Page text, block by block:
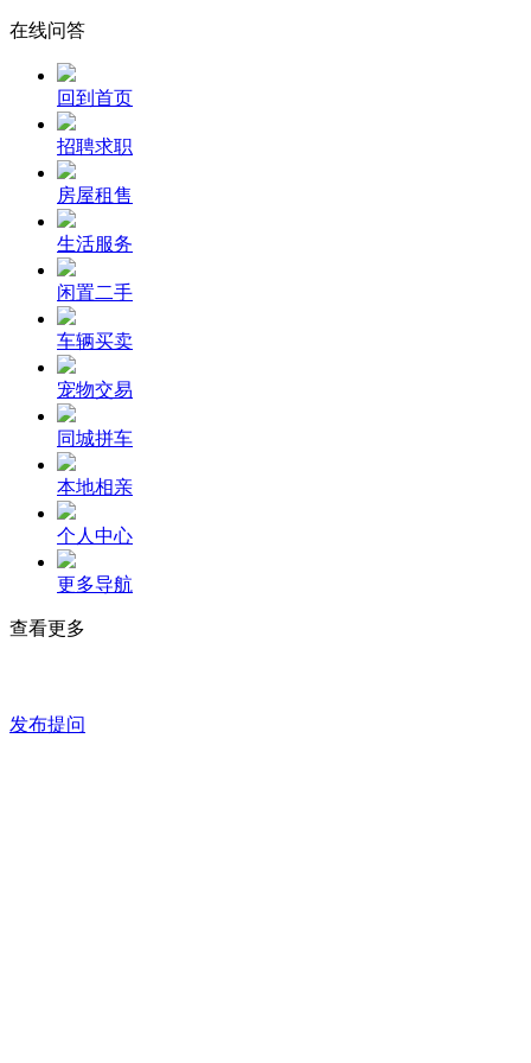
在线问答
回到首页
招聘求职
房屋租售
生活服务
闲置二手
车辆买卖
宠物交易
同城拼车
本地相亲
个人中心
更多导航
查看更多
发布提问